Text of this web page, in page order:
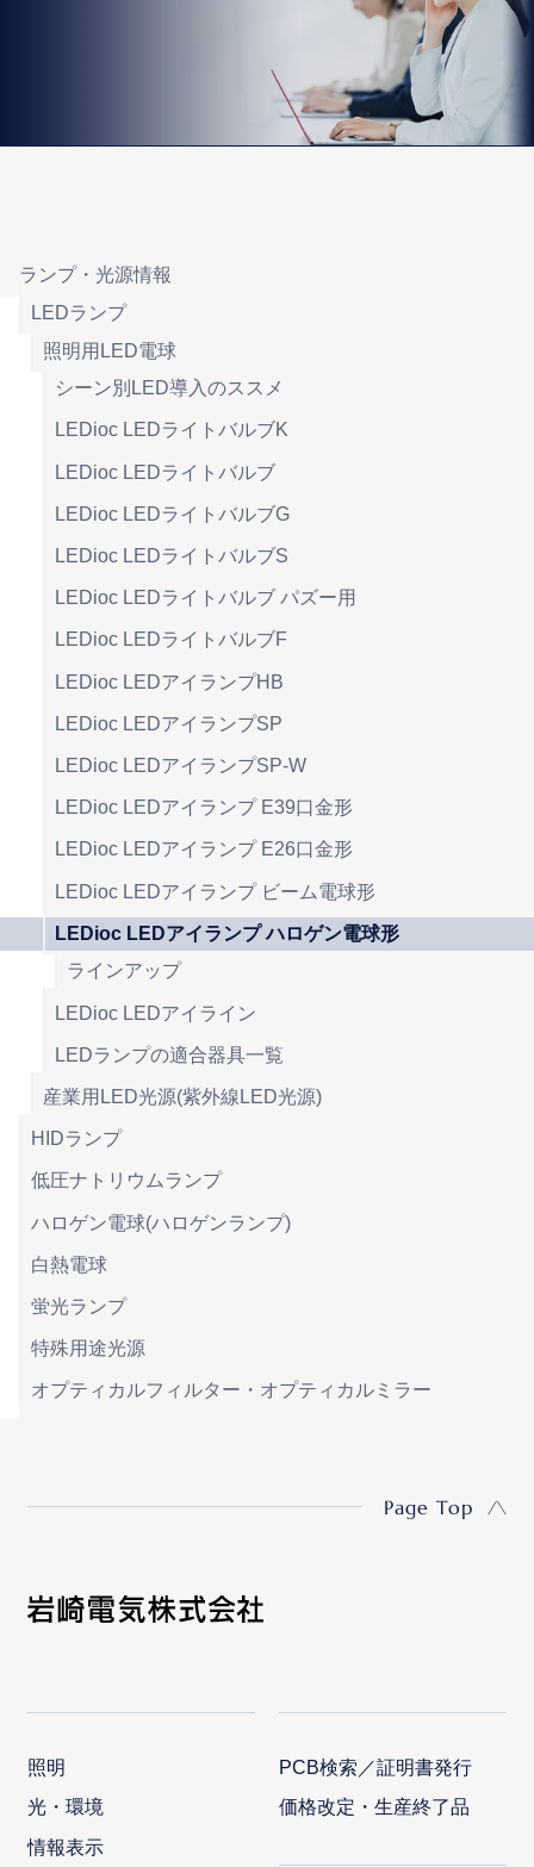
ランプ・光源情報
LEDランプ
照明用LED電球
シーン別LED導入のススメ
LEDioc LEDライトバルブK
LEDioc LEDライトバルブ
LEDioc LEDライトバルブG
LEDioc LEDライトバルブS
LEDioc LEDライトバルブ パズー用
LEDioc LEDライトバルブF
LEDioc LEDアイランプHB
LEDioc LEDアイランプSP
LEDioc LEDアイランプSP-W
LEDioc LEDアイランプ E39口金形
LEDioc LEDアイランプ E26口金形
LEDioc LEDアイランプ ビーム電球形
LEDioc LEDアイランプ ハロゲン電球形
ラインアップ
LEDioc LEDアイライン
LEDランプの適合器具一覧
産業用LED光源(紫外線LED光源)
HIDランプ
低圧ナトリウムランプ
ハロゲン電球(ハロゲンランプ)
白熱電球
蛍光ランプ
特殊用途光源
オプティカルフィルター・オプティカルミラー
Page Top
照明
光・環境
情報表示
PCB検索／証明書発行
価格改定・生産終了品